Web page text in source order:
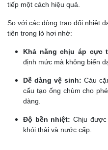
tiếp một cách hiệu quả.
So với các dòng trao đổi nhiệt
tiên trong lò hơi nhờ:
Khả năng chịu áp cực
định mức mà không biến
Dễ dàng vệ sinh: Cáu
cấu tạo ống chùm cho
dàng.
Độ bền nhiệt: Chịu
khói thải và nước cấp.